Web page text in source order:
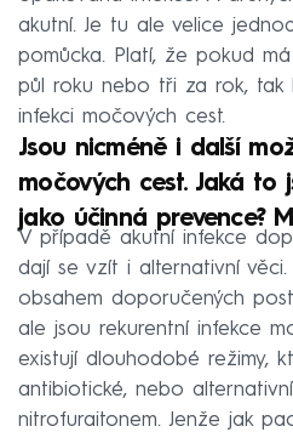
akutní. Je tu ale velice
pomůcka. Platí, že pokud
půl roku nebo tři za rok, tak
infekci močových cest.
Jsou nicméně i další
močových cest. Jaká to
jako účinná prevence?
V případě akutní infekce
dají se vzít i alternativní
obsahem doporučených
ale jsou rekurentní infekce
existují dlouhodobé režimy,
antibiotické, nebo
nitrofuraitonem. Jenže jak